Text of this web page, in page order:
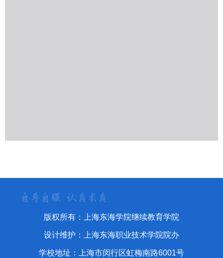
版权所有：上海东海学院继续教育学院
设计维护：上海东海职业技术学院院办
学校地址：上海市闵行区虹梅南路6001号